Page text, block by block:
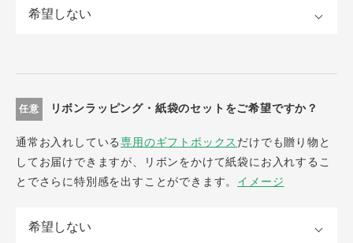
任意 リボンラッピング・紙袋のセットをご希望ですか？
通常お入れしている専用のギフトボックス だけでも贈り物と
してお届けできますが、リボンをかけて紙袋にお入れするこ
とでさらに特別感を出すことができます。 イメージ